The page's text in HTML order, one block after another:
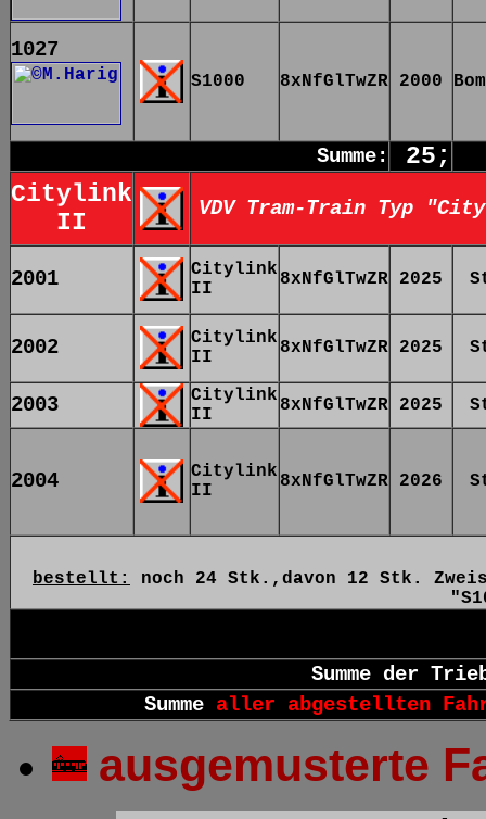
1027
S1000 8xNfGlTwZR 2000
Summe:
25;
Citylink
II
VDV Tram-Train Typ
2001
Citylink
II
8xNfGlTwZR 2025
2002
Citylink
II
8xNfGlTwZR 2025
2003
Citylink
II
8xNfGlTwZR 2025
2004
Citylink
II
8xNfGlTwZR 2026
bestellt:
noch 24 Stk.,davon 12 Stk.
Summe der
Summe aller abgestellten
ausgemusterte